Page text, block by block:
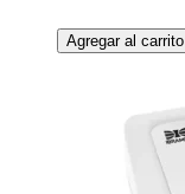
Agregar al carrito